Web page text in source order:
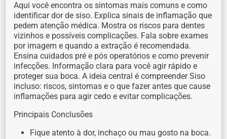
Aqui você encontra os sintomas mais comuns e como
identificar dor de siso. Explica sinais de inflamação que
pedem atenção médica. Mostra os riscos para dentes
vizinhos e possíveis complicações. Fala sobre exames
por imagem e quando a extração é recomendada.
Ensina cuidados pré e pós operatórios e como prevenir
infecções. Informação clara para você agir rápido e
proteger sua boca. A ideia central é compreender Siso
incluso: riscos, sintomas e o que fazer antes que cause
inflamações para agir cedo e evitar complicações.
Principais Conclusões
Fique atento à dor, inchaço ou mau gosto na boca.